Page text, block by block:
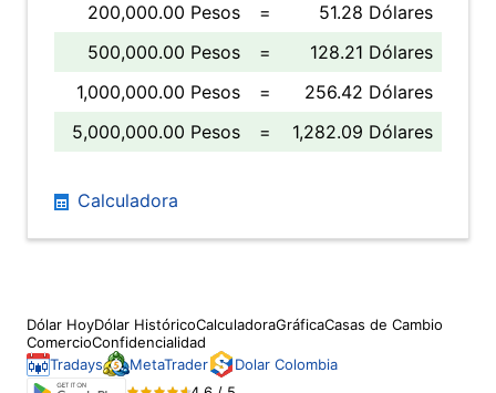
200,000.00 Pesos
=
51.28 Dólares
500,000.00 Pesos
=
128.21 Dólares
1,000,000.00 Pesos
=
256.42 Dólares
5,000,000.00 Pesos
= 1,282.09 Dólares
Calculadora
Dólar HoyDólar HistóricoCalculadoraGráficaCasas de Cambio
ComercioConfidencialidad
Tradays
MetaTrader
Dolar Colombia